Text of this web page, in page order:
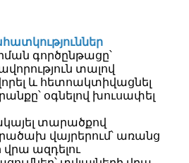
գործընթացը՝
տալով
և հետոակտիվացնել
օգնելով խուսափել
տարածքով
վայրերում՝ առանց
ազդելու